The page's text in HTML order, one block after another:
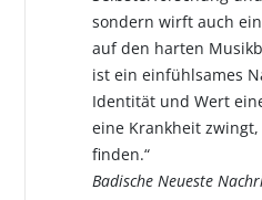
sondern wirft auch
auf den harten
ist ein einfühlsames
Identität und Wert
eine Krankheit
finden.“
Badische Neueste